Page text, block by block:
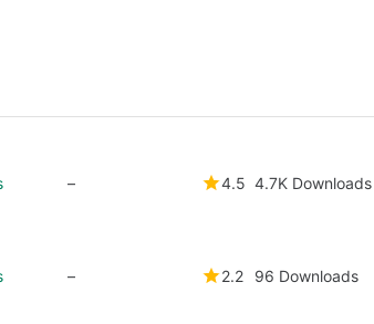
– 4.5 4.7K Downloads
– 2.2 96 Downloads